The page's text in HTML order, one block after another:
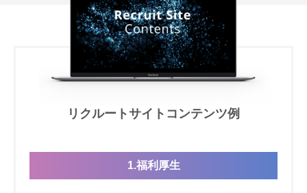
リクルートサイトコンテンツ例
1.福利厚生